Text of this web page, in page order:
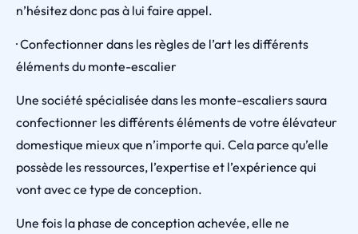
n’hésitez donc pas à lui faire appel.
· Confectionner dans les règles de l’art les différents
éléments du monte-escalier
Une société spécialisée dans les monte-escaliers saura
confectionner les différents éléments de votre élévateur
domestique mieux que n’importe qui. Cela parce qu’elle
possède les ressources, l’expertise et l’expérience qui
vont avec ce type de conception.
Une fois la phase de conception achevée, elle ne